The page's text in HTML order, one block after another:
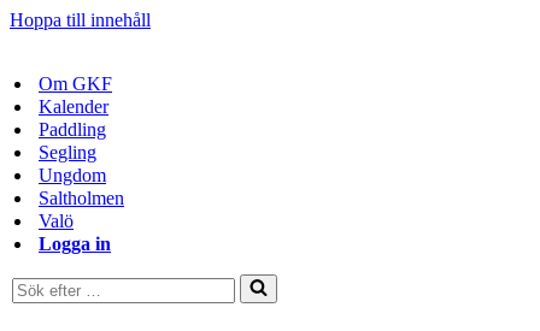
Hoppa till innehåll
Om GKF
Kalender
Paddling
Segling
Ungdom
Saltholmen
Valö
Logga in
Sök
efter